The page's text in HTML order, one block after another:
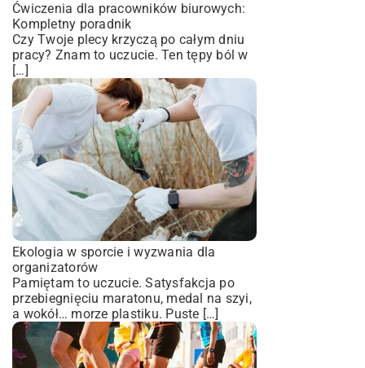
Ćwiczenia dla pracowników biurowych:
Kompletny poradnik
Czy Twoje plecy krzyczą po całym dniu
pracy? Znam to uczucie. Ten tępy ból w
[…]
Ekologia w sporcie i wyzwania dla
organizatorów
Pamiętam to uczucie. Satysfakcja po
przebiegnięciu maratonu, medal na szyi,
a wokół… morze plastiku. Puste […]